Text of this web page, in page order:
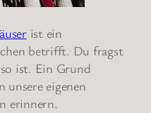
ist ein
betrifft. Du fragst
ist. Ein Grund
unsere eigenen
erinnern.